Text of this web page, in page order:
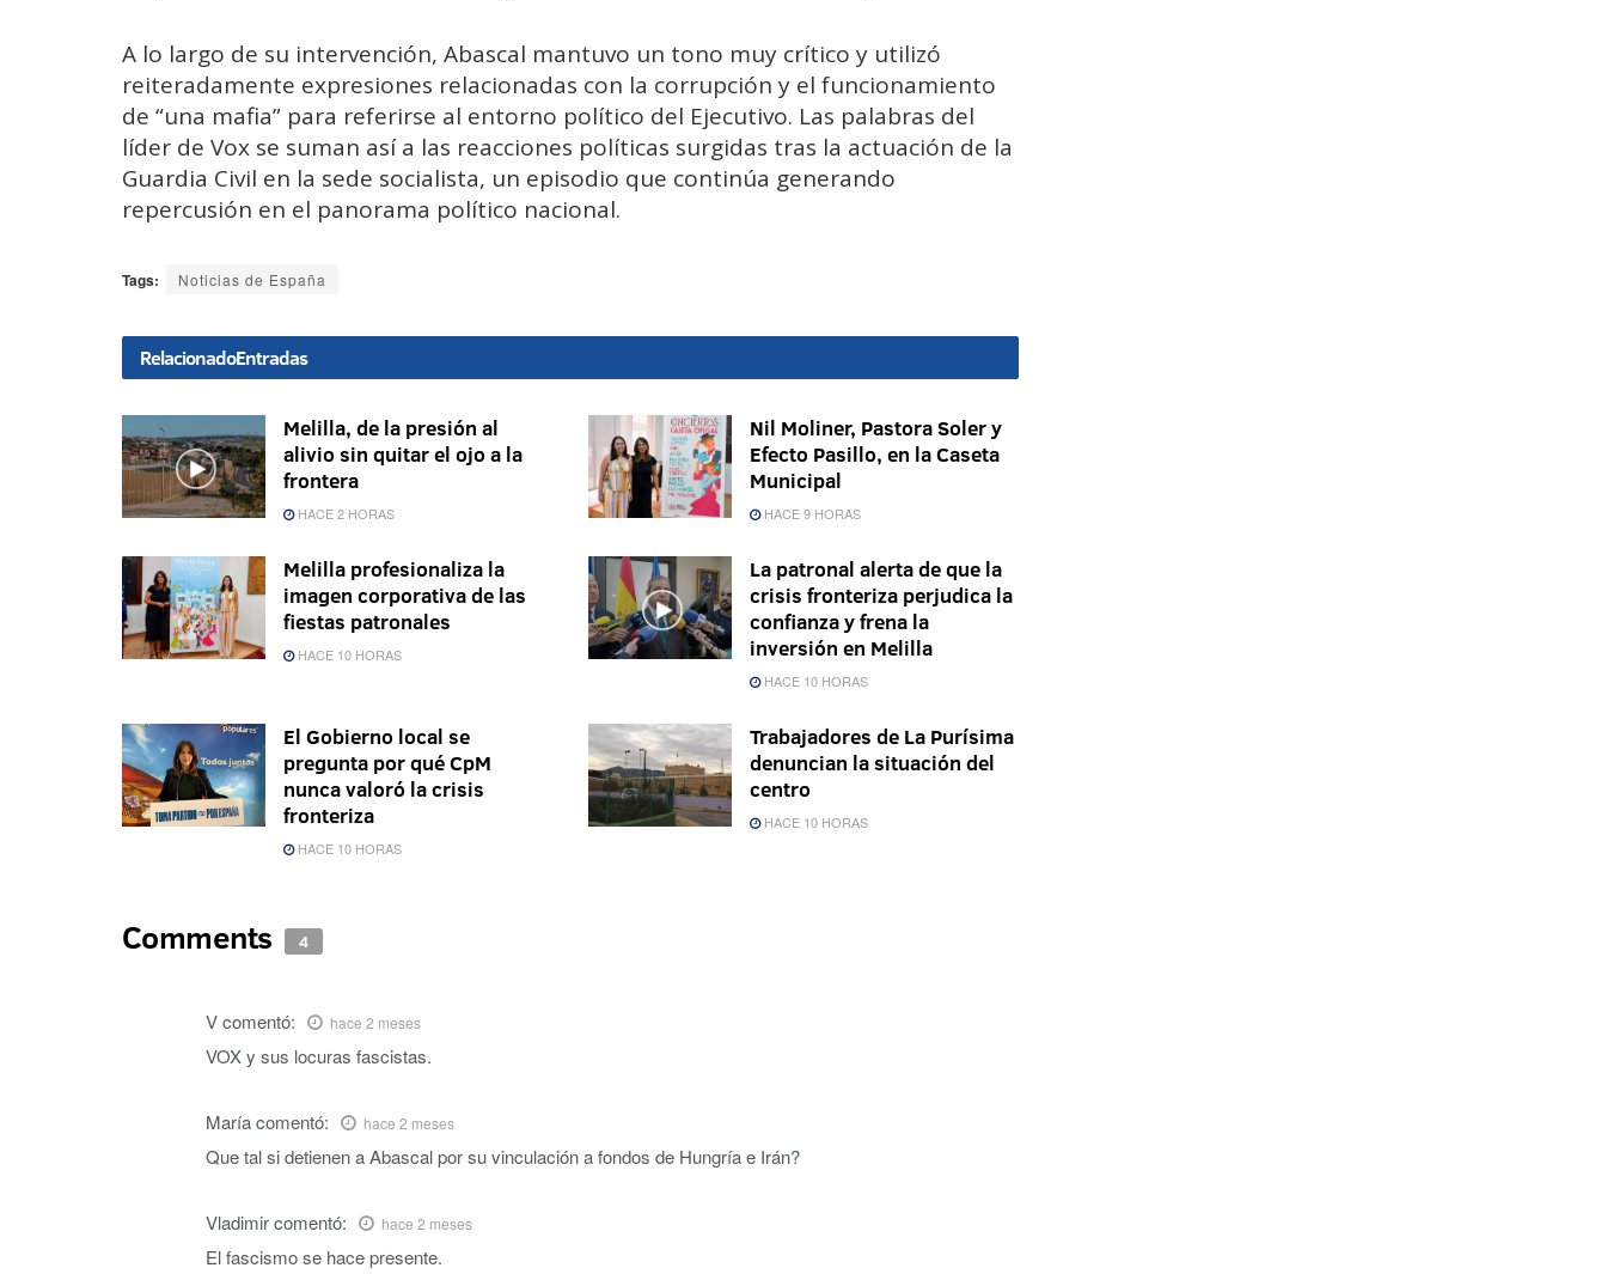
A lo largo de su intervención, Abascal mantuvo un tono muy crítico y utilizó
reiteradamente expresiones relacionadas con la corrupción y el funcionamiento
de “una mafia” para referirse al entorno político del Ejecutivo. Las palabras del
líder de Vox se suman así a las reacciones políticas surgidas tras la actuación de la
Guardia Civil en la sede socialista, un episodio que continúa generando
repercusión en el panorama político nacional.
Tags: Noticias de España
RelacionadoEntradas
Melilla, de la presión al
alivio sin quitar el ojo a la
frontera
HACE 2 HORAS
Nil Moliner, Pastora Soler y
Efecto Pasillo, en la Caseta
Municipal
HACE 9 HORAS
Melilla profesionaliza la
imagen corporativa de las
fiestas patronales
HACE 10 HORAS
La patronal alerta de que la
crisis fronteriza perjudica la
confianza y frena la
inversión en Melilla
HACE 10 HORAS
El Gobierno local se
pregunta por qué CpM
nunca valoró la crisis
fronteriza
HACE 10 HORAS
Trabajadores de La Purísima
denuncian la situación del
centro
HACE 10 HORAS
Comments 4
Vcomentó: hace 2 meses
VOX y sus locuras fascistas.
Maríacomentó: hace 2 meses
Que tal si detienen a Abascal por su vinculación a fondos de Hungría e Irán?
Vladimircomentó: hace 2 meses
El fascismo se hace presente.